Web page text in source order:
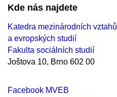
Kde nás najdete
Katedra mezinárodních vztahů
a evropských studií
Fakulta sociálních studií
Joštova 10, Brno 602 00
Facebook MVEB